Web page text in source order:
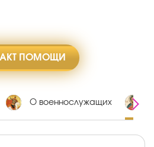
ПОМОЩИ
О военнослужащих